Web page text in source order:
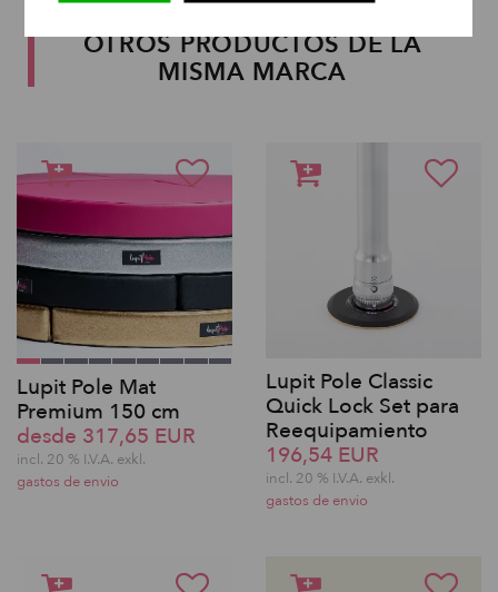
OTROS PRODUCTOS DE LA
MISMA MARCA
Lupit Pole Mat
Premium 150 cm
desde 317,65 EUR
incl. 20 % I.V.A. exkl.
gastos de envio
Lupit Pole Classic
Quick Lock Set para
Reequipamiento
196,54 EUR
incl. 20 % I.V.A. exkl.
gastos de envio